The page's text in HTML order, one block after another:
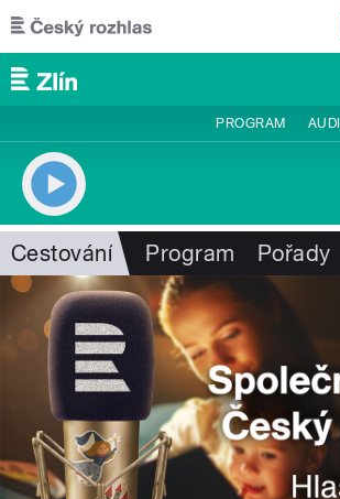
Přejít k hlavnímu obsahu
PROGRAM
Cestování Program Pořady